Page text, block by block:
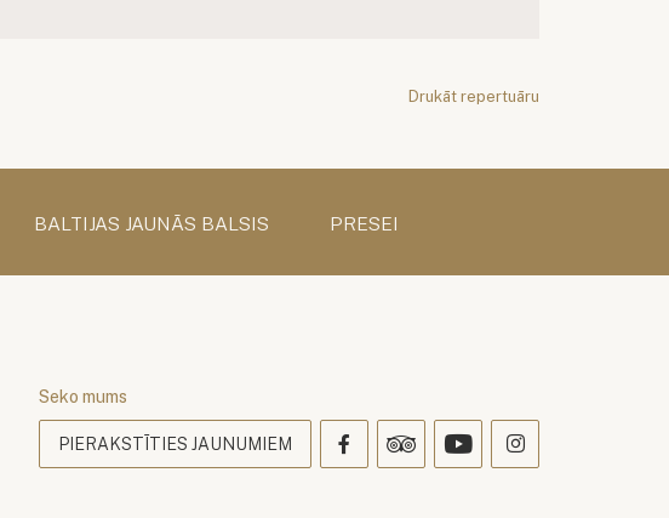
Drukāt repertuāru
BALTIJAS JAUNĀS BALSIS PRESEI
Seko mums
PIERAKSTĪTIES JAUNUMIEM